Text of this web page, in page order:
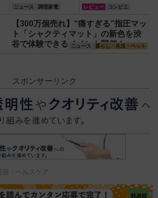
『くだもの
Vinegar（ビネガ
ー）』が登場！ス
ッキリ美味しくて
どハマり確定
ニュース 調理家電
しいのに1日分の
ビタミンもとれる
って!?【食べてみ
た】
レビュー コンビニ
【300万個売れ】“痛すぎる”指圧マッ
ト「シャクティマット」の新色を渋
谷で体験できるイベント開催！
ニュース 暮らし・生活・ペット
スポンサーリンク
容・ヘルスケア